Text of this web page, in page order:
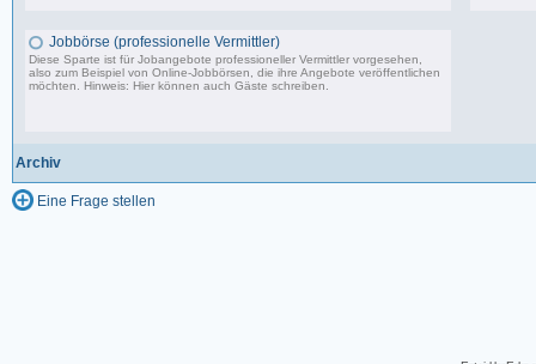
Jobbörse (professionelle Vermittler)
Diese Sparte ist für Jobangebote professioneller Vermittler vorgesehen,
also zum Beispiel von Online-Jobbörsen, die ihre Angebote veröffentlichen
möchten. Hinweis: Hier können auch Gäste schreiben.
Archiv
Eine Frage stellen